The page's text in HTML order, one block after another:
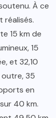
À ce
réalisés.
15 km de
15
et 32,10
outre, 35
en
40 km.